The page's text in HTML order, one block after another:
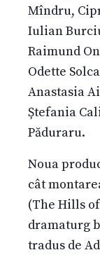
Mîndru,
Iulian
Raimund
Odette
Anastasia
Ștefania
Păduraru.
Noua
cât
(The Hills
dramaturg
tradus de